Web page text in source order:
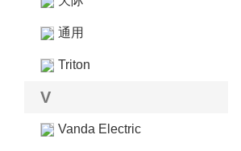
通用
Triton
V
Vanda Electric